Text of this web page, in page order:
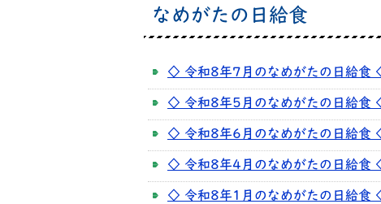
なめがたの日給食
◇ 令和8年7月のなめがたの日給食
◇ 令和8年5月のなめがたの日給食
◇ 令和8年6月のなめがたの日給食
◇ 令和8年4月のなめがたの日給食
◇ 令和8年1月のなめがたの日給食